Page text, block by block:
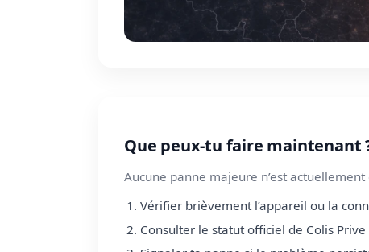
Que peux-tu faire maintenant
Aucune panne majeure n’est
Vérifier brièvement l’appareil ou la
Consulter le statut officiel de Colis Prive